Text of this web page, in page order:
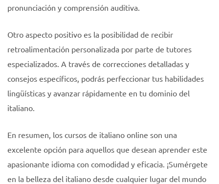
pronunciación y comprensión auditiva.
Otro aspecto positivo es la posibilidad de recibir
retroalimentación personalizada por parte de tutores
especializados. A través de correcciones detalladas y
consejos específicos, podrás perfeccionar tus habilidades
lingüísticas y avanzar rápidamente en tu dominio del
italiano.
En resumen, los cursos de italiano online son una
excelente opción para aquellos que desean aprender este
apasionante idioma con comodidad y eficacia. ¡Sumérgete
en la belleza del italiano desde cualquier lugar del mundo